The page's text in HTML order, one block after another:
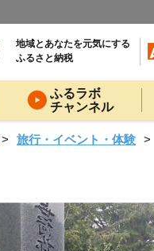
地域とあなたを元気にする
ふるさと納税
ふるラボ
チャンネル
旅行・イベント・体験